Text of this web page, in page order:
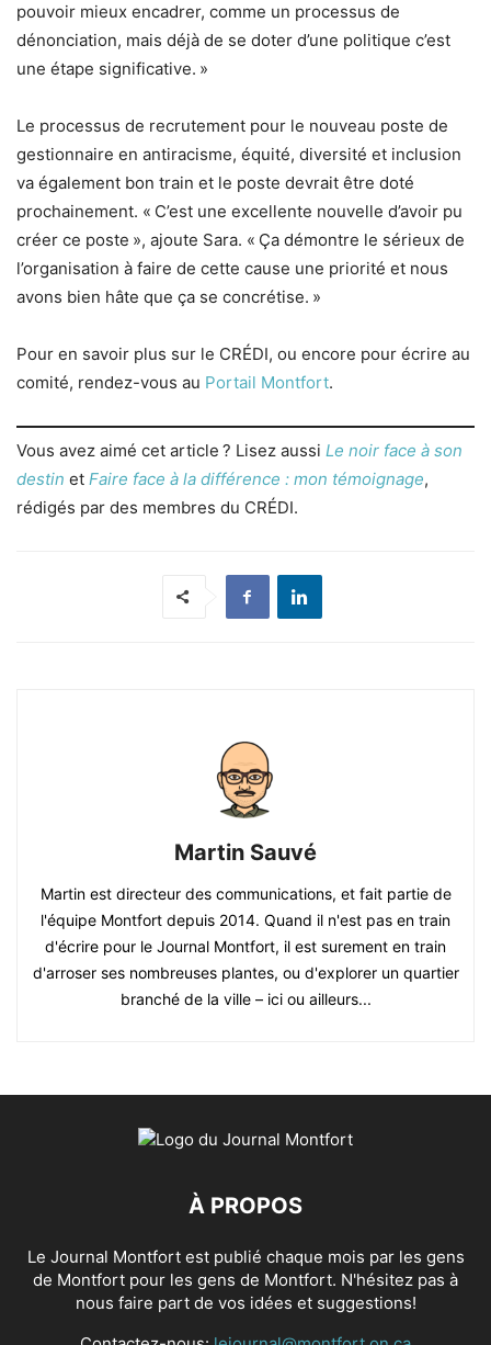
pouvoir mieux encadrer, comme un processus de
dénonciation, mais déjà de se doter d’une politique c’est
une étape significative. »
Le processus de recrutement pour le nouveau poste de
gestionnaire en antiracisme, équité, diversité et inclusion
va également bon train et le poste devrait être doté
prochainement. « C’est une excellente nouvelle d’avoir pu
créer ce poste », ajoute Sara. « Ça démontre le sérieux de
l’organisation à faire de cette cause une priorité et nous
avons bien hâte que ça se concrétise. »
Pour en savoir plus sur le CRÉDI, ou encore pour écrire au
comité, rendez-vous au Portail Montfort.
Vous avez aimé cet article ? Lisez aussi Le noir face à son
destin et Faire face à la différence : mon témoignage,
rédigés par des membres du CRÉDI.
Martin Sauvé
Martin est directeur des communications, et fait partie de
l'équipe Montfort depuis 2014. Quand il n'est pas en train
d'écrire pour le Journal Montfort, il est surement en train
d'arroser ses nombreuses plantes, ou d'explorer un quartier
branché de la ville – ici ou ailleurs...
À PROPOS
Le Journal Montfort est publié chaque mois par les gens
de Montfort pour les gens de Montfort. N'hésitez pas à
nous faire part de vos idées et suggestions!